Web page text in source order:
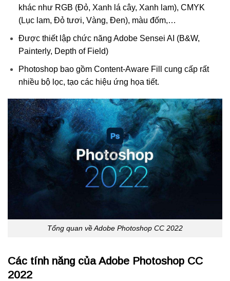
khác như RGB (Đỏ, Xanh lá cây, Xanh lam), CMYK
(Lục lam, Đỏ tươi, Vàng, Đen), màu đốm,…
Được thiết lập chức năng Adobe Sensei AI (B&W,
Painterly, Depth of Field)
Photoshop bao gồm Content-Aware Fill cung cấp rất
nhiều bộ lọc, tạo các hiệu ứng họa tiết.
Tổng quan về Adobe Photoshop CC 2022
Các tính năng của Adobe Photoshop CC
2022